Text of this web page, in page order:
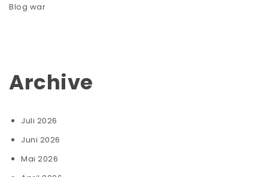
Blog war
Archive
Juli 2026
Juni 2026
Mai 2026